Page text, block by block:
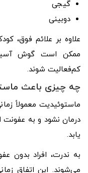
گیجی
دوبینی
ممکن است گوش
کم‌فعالیت شوند.
چه چیزی باعث
ماستوئیدیت معمولاً
درمان نشود و به
یابد.
به ندرت، افراد بدون
می‌شوند. این اتفاق